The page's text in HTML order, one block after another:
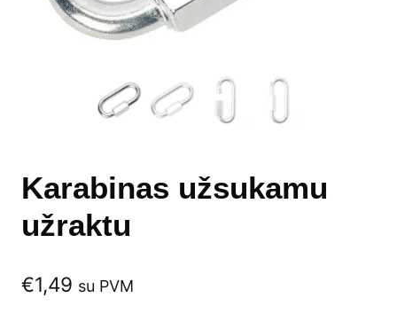
Karabinas užsukamu
užraktu
€1,49 su PVM